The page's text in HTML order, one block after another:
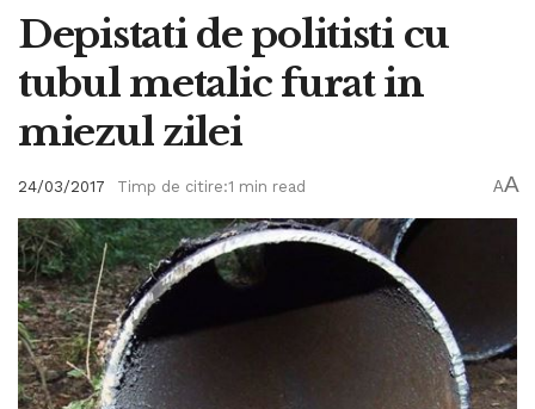
Depistati de politisti cu
tubul metalic furat in
miezul zilei
24/03/2017 Timp de citire:1 min read AA